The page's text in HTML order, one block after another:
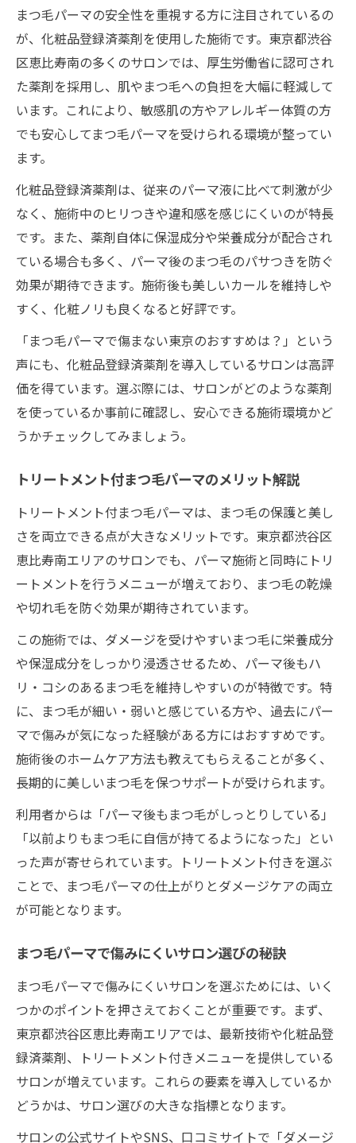
まつ毛パーマの安全性を重視する方に注目されているの
が、化粧品登録済薬剤を使用した施術です。東京都渋谷
区恵比寿南の多くのサロンでは、厚生労働省に認可され
た薬剤を採用し、肌やまつ毛への負担を大幅に軽減して
います。これにより、敏感肌の方やアレルギー体質の方
でも安心してまつ毛パーマを受けられる環境が整ってい
ます。
化粧品登録済薬剤は、従来のパーマ液に比べて刺激が少
なく、施術中のヒリつきや違和感を感じにくいのが特長
です。また、薬剤自体に保湿成分や栄養成分が配合され
ている場合も多く、パーマ後のまつ毛のパサつきを防ぐ
効果が期待できます。施術後も美しいカールを維持しや
すく、化粧ノリも良くなると好評です。
「まつ毛パーマで傷まない東京のおすすめは？」という
声にも、化粧品登録済薬剤を導入しているサロンは高評
価を得ています。選ぶ際には、サロンがどのような薬剤
を使っているか事前に確認し、安心できる施術環境かど
うかチェックしてみましょう。
トリートメント付まつ毛パーマのメリット解説
トリートメント付まつ毛パーマは、まつ毛の保護と美し
さを両立できる点が大きなメリットです。東京都渋谷区
恵比寿南エリアのサロンでも、パーマ施術と同時にトリ
ートメントを行うメニューが増えており、まつ毛の乾燥
や切れ毛を防ぐ効果が期待されています。
この施術では、ダメージを受けやすいまつ毛に栄養成分
や保湿成分をしっかり浸透させるため、パーマ後もハ
リ・コシのあるまつ毛を維持しやすいのが特徴です。特
に、まつ毛が細い・弱いと感じている方や、過去にパー
マで傷みが気になった経験がある方にはおすすめです。
施術後のホームケア方法も教えてもらえることが多く、
長期的に美しいまつ毛を保つサポートが受けられます。
利用者からは「パーマ後もまつ毛がしっとりしている」
「以前よりもまつ毛に自信が持てるようになった」とい
った声が寄せられています。トリートメント付きを選ぶ
ことで、まつ毛パーマの仕上がりとダメージケアの両立
が可能となります。
まつ毛パーマで傷みにくいサロン選びの秘訣
まつ毛パーマで傷みにくいサロンを選ぶためには、いく
つかのポイントを押さえておくことが重要です。まず、
東京都渋谷区恵比寿南エリアでは、最新技術や化粧品登
録済薬剤、トリートメント付きメニューを提供している
サロンが増えています。これらの要素を導入しているか
どうかは、サロン選びの大きな指標となります。
サロンの公式サイトやSNS、口コミサイトで「ダメージ